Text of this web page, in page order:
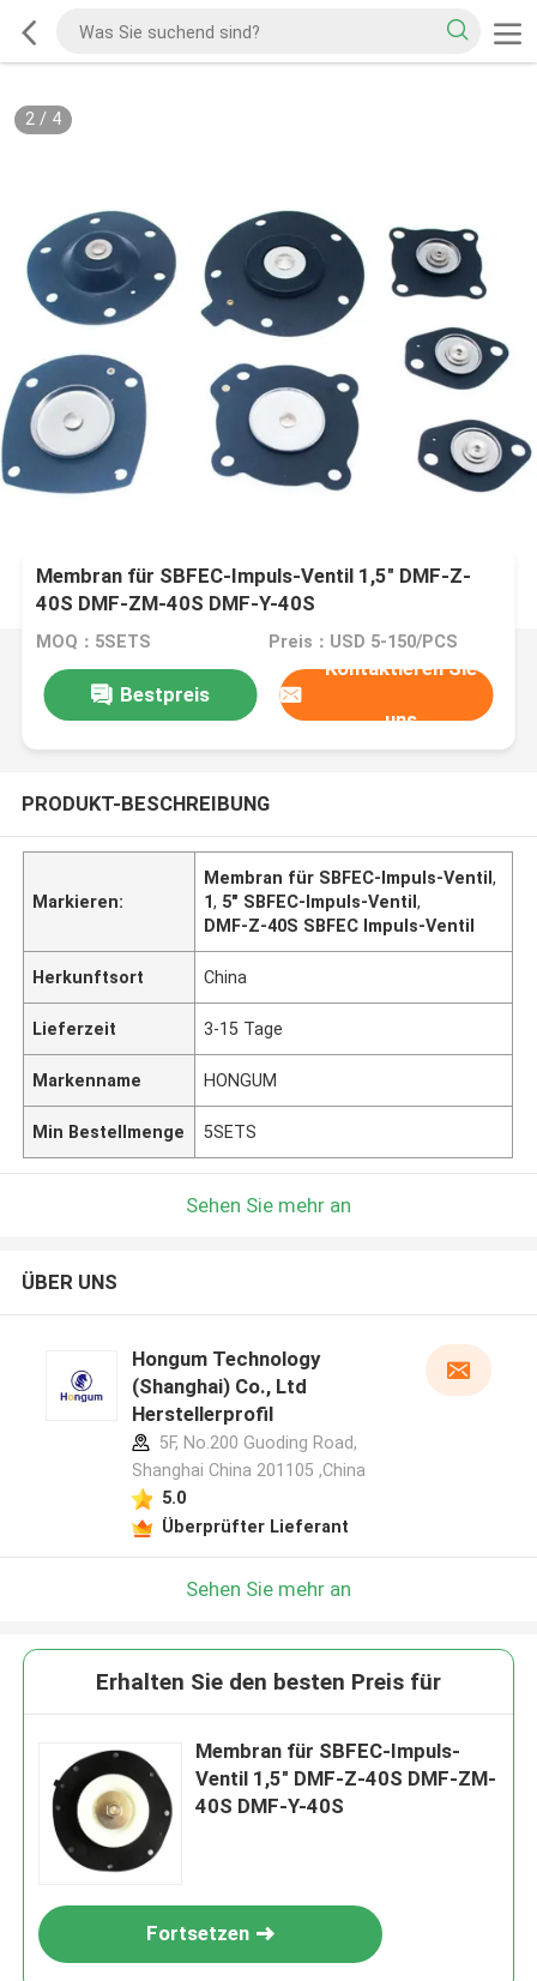
2/ 4
Membran für SBFEC-Impuls-Ventil 1,5" DMF-Z-
40S DMF-ZM-40S DMF-Y-40S
MOQ：5SETS Preis：USD 5-150/PCS
Bestpreis
Kontaktieren Sie
uns
PRODUKT-BESCHREIBUNG
Markieren:
Membran für SBFEC-Impuls-Ventil,
1, 5" SBFEC-Impuls-Ventil,
DMF-Z-40S SBFEC Impuls-Ventil
Herkunftsort China
Lieferzeit 3-15 Tage
Markenname HONGUM
Min Bestellmenge 5SETS
Sehen Sie mehr an
ÜBER UNS
Hongum Technology
(Shanghai) Co., Ltd
Herstellerprofil
5F, No.200 Guoding Road,
Shanghai China 201105 ,China
5.0
Überprüfter Lieferant
Sehen Sie mehr an
Erhalten Sie den besten Preis für
Membran für SBFEC-Impuls-
Ventil 1,5" DMF-Z-40S DMF-ZM-
40S DMF-Y-40S
Fortsetzen